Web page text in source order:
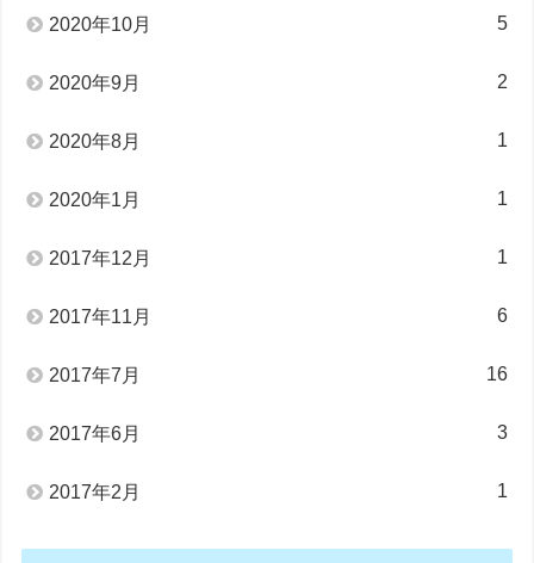
2020年10月 5
2020年9月 2
2020年8月 1
2020年1月 1
2017年12月 1
2017年11月 6
2017年7月 16
2017年6月 3
2017年2月 1